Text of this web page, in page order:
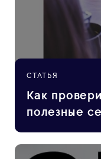
СТАТЬЯ
Как
полезные